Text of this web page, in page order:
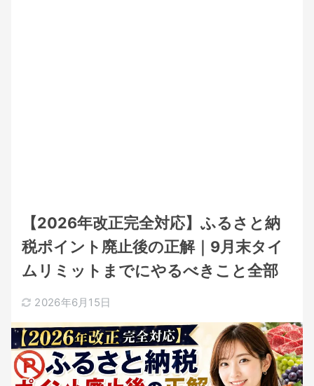
【2026年改正完全対応】ふるさと納
税ポイント廃止後の正解｜9月末タイ
ムリミットまでにやるべきこと全部
2026年6月15日